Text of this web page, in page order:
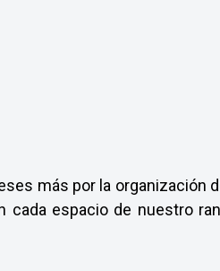
más por la organización
espacio de nuestro